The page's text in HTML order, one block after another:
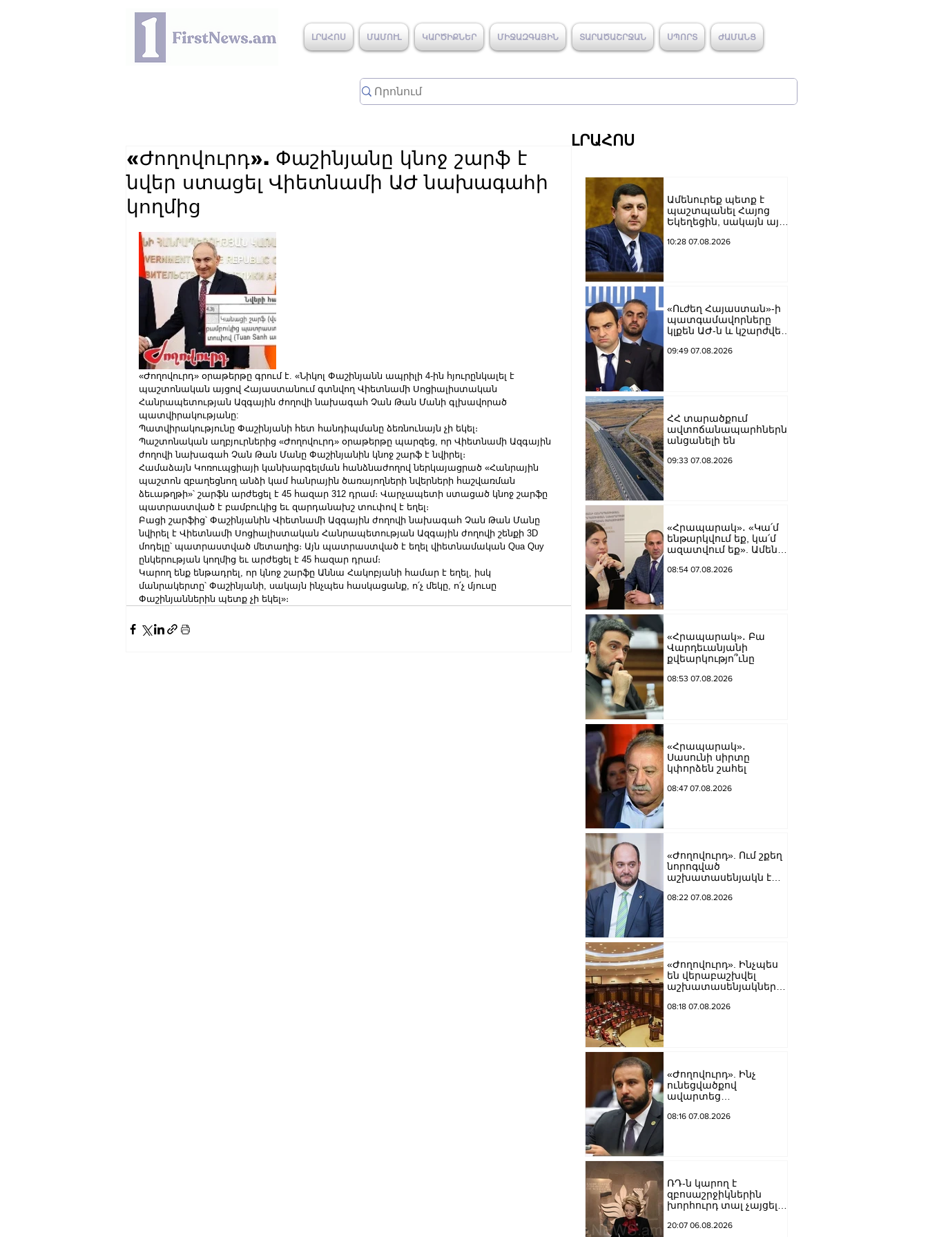
ԼՐԱՀՈՍ ՄԱՄՈՒԼ ԿԱՐԾԻՔՆԵՐ ՄԻՋԱԶԳԱՅԻՆ ՏԱՐԱԾԱՇՐՋԱՆ ՍՊՈՐՏ ԺԱՄԱՆՑ
«Ժողովուրդ». Փաշինյանը կնոջ շարֆ է
նվեր ստացել Վիետնամի ԱԺ նախագահի
կողմից
«Ժողովուրդ» օրաթերթը գրում է. «Նիկոլ Փաշինյանն ապրիլի 4-ին հյուրընկալել է
պաշտոնական այցով Հայաստանում գտնվող Վիետնամի Սոցիալիստական
Հանրապետության Ազգային ժողովի նախագահ Չան Թան Մանի գլխավորած
պատվիրակությանը:
Պատվիրակությունը Փաշինյանի հետ հանդիպմանը ձեռնունայն չի եկել։
Պաշտոնական աղբյուրներից «Ժողովուրդ» օրաթերթը պարզեց, որ Վիետնամի Ազգային
ժողովի նախագահ Չան Թան Մանը Փաշինյանին կնոջ շարֆ է նվիրել։
Համաձայն Կոռուպցիայի կանխարգելման հանձնաժողով ներկայացրած «Հանրային
պաշտոն զբաղեցնող անձի կամ հանրային ծառայողների նվերների հաշվառման
ձեւաթղթի»՝ շարֆն արժեցել է 45 հազար 312 դրամ։ Վարչապետի ստացած կնոջ շարֆը
պատրաստված է բամբուկից եւ զարդանախշ տուփով է եղել։
Բացի շարֆից՝ Փաշինյանին Վիետնամի Ազգային ժողովի նախագահ Չան Թան Մանը
նվիրել է Վիետնամի Սոցիալիստական Հանրապետության Ազգային ժողովի շենքի 3D
մոդելը՝ պատրաստված մետաղից։ Այն պատրաստված է եղել վիետնամական Qua Quy
ընկերության կողմից եւ արժեցել է 45 հազար դրամ։
Կարող ենք ենթադրել, որ կնոջ շարֆը Աննա Հակոբյանի համար է եղել, իսկ
մանրակերտը՝ Փաշինյանի, սակայն ինչպես հասկացանք, ո՛չ մեկը, ո՛չ մյուսը
Փաշինյաններին պետք չի եկել»։
ԼՐԱՀՈՍ
Ամենուրեք պետք է
պաշտպանել Հայոց
Եկեղեցին, սակայն այս
հանդարտվելու և
10:28 07.08.2026
«Ուժեղ Հայաստան»-ի
պատգամավորները
կլքեն ԱԺ-ն և կշարժվեն
09:49 07.08.2026
ՀՀ տարածքում
ավտոճանապարհներն
անցանելի են
09:33 07.08.2026
«Հրապարակ»․ «Կա՛մ
ենթարկվում եք, կա՛մ
ազատվում եք». Ամեն
«ցար ի բոգ է» իրեն
08:54 07.08.2026
«Հրապարակ»․ Բա
Վարդեւանյանի
քվեարկությո՞ւնը
08:53 07.08.2026
«Հրապարակ»․
Սասունի սիրտը
կփորձեն շահել
08:47 07.08.2026
«Ժողովուրդ». Ում շքեղ
նորոգված
աշխատասենյակն է
Հարությունյանին
08:22 07.08.2026
«Ժողովուրդ». Ինչպես
են վերաբաշխվել
աշխատասենյակները
08:18 07.08.2026
«Ժողովուրդ». Ինչ
ունեցվածքով
ավարտեց
գործունեությունը Հայկ
08:16 07.08.2026
ՌԴ-ն կարող է
զբոսաշրջիկներին
խորհուրդ տալ չայցելել
ռուսաստանցիների
20:07 06.08.2026